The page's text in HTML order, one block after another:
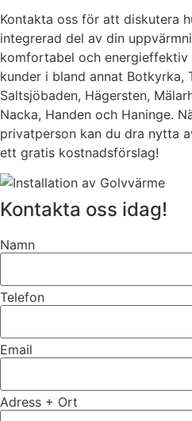
Kontakta oss för att diskutera
integrerad del av din
komfortabel och
kunder i bland annat Botkyrka,
Saltsjöbaden, Hägersten,
Nacka, Handen och Haninge.
privatperson kan du dra nytta
ett gratis kostnadsförslag!
Kontakta oss idag!
Namn
Telefon
Email
Adress + Ort